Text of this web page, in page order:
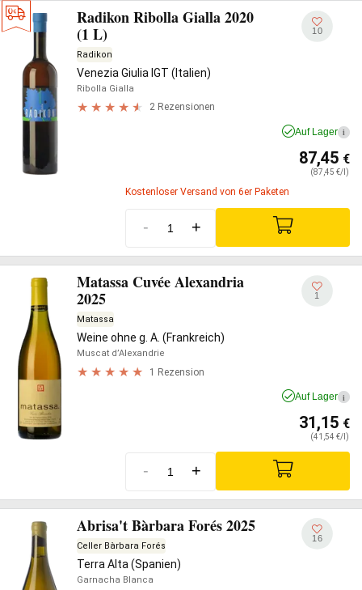
Radikon Ribolla Gialla 2020
(1 L)
Radikon
Venezia Giulia IGT (Italien)
Ribolla Gialla
2 Rezensionen
10
Auf Lager i
87,45 €
(87,45 €/l)
Kostenloser Versand von 6er Paketen
- +
Matassa Cuvée Alexandria
2025
Matassa
Weine ohne g. A. (Frankreich)
Muscat d’Alexandrie
1 Rezension
1
Auf Lager i
31,15 €
(41,54 €/l)
- +
Abrisa't Bàrbara Forés 2025
Celler Bàrbara Forés
Terra Alta (Spanien)
Garnacha Blanca
16